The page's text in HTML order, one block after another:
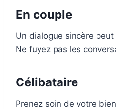
En couple
Un dialogue sincère
Ne fuyez pas les
Célibataire
Prenez soin de votre